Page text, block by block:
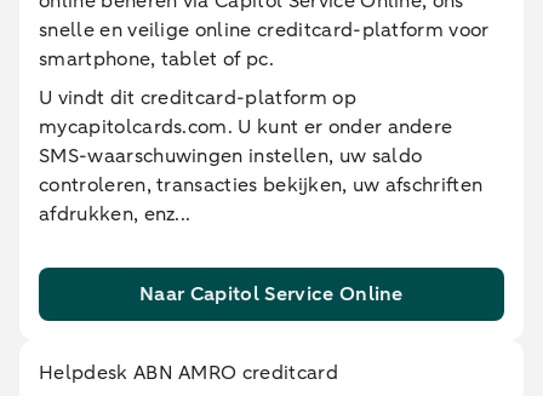
snelle en veilige online creditcard-platform voor
smartphone, tablet of pc.
U vindt dit creditcard-platform op
mycapitolcards.com. U kunt er onder andere
SMS-waarschuwingen instellen, uw saldo
controleren, transacties bekijken, uw afschriften
afdrukken, enz...
Naar Capitol Service Online
Helpdesk ABN AMRO creditcard